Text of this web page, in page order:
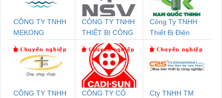
CÔNG TY TNHH
MEKONG
CÔNG TY TNHH
THIẾT BỊ CÔNG
NGHIỆP NIHON
SETSUBI VIỆT
NAM
Công Ty TNHH
Thiết Bị Điện
CÔNG TY TNHH
CÔNG TY CỔ
Cty TNHH TM